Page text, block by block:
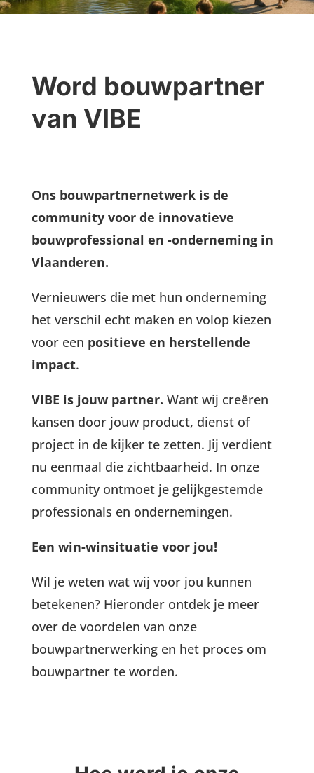
Word bouwpartner
van VIBE
Ons bouwpartnernetwerk is de
community voor de innovatieve
bouwprofessional en -onderneming in
Vlaanderen.
Vernieuwers die met hun onderneming
het verschil echt maken en volop kiezen
voor een positieve en herstellende
impact.
VIBE is jouw partner. Want wij creëren
kansen door jouw product, dienst of
project in de kijker te zetten. Jij verdient
nu eenmaal die zichtbaarheid. In onze
community ontmoet je gelijkgestemde
professionals en ondernemingen.
Een win-winsituatie voor jou!
Wil je weten wat wij voor jou kunnen
betekenen? Hieronder ontdek je meer
over de voordelen van onze
bouwpartnerwerking en het proces om
bouwpartner te worden.